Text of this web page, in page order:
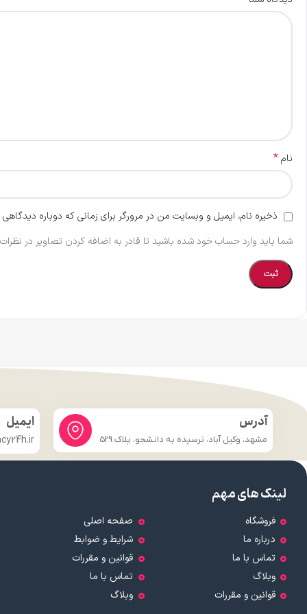
نام*
ذخیره نام، ایمیل و وبسایت من در مرورگر برای زمانی که دوباره
شما باید وارد حساب خود شده باشید تا قادر به اضافه کردن تصاویر در
آدرس
مشهد، وکیل آباد، نرسیده به دانشجو، پلاک 529
ایمیل
لینک های مهم
فروشگاه
درباره ما
تماس با ما
وبلاگ
قوانین و مقررات
صفحه اصلی
شرایط و ضوابط
قوانین و مقررات
تماس با ما
وبلاگ